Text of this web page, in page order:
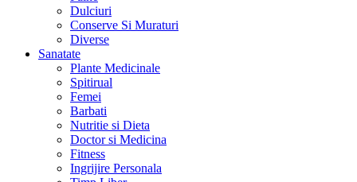
Dulciuri
Conserve Si Muraturi
Diverse
Sanatate
Plante Medicinale
Spitirual
Femei
Barbati
Nutritie si Dieta
Doctor si Medicina
Fitness
Ingrijire Personala